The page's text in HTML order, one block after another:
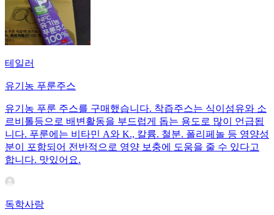
테일러
유기농 푸룬주스
유기농 푸룬 주스를 구매했습니다. 착즙주스는 식이섬유와 소
르비톨등으로 배변활동을 부드럽게 돕는 용도로 많이 언급됩
니다. 푸룬에는 비타민 A와 K., 칼륨. 철분. 폴리페놀 등 영양성
분이 포함되어 전반적으로 영양 보충에 도움을 줄 수 있다고
합니다. 맛있어요.
독학사랑